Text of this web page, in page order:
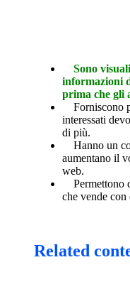
Sono
informazioni
prima che gli
Forniscono
interessati
di più.
Hanno un
aumentano il
web.
Permettono
che vende
Related